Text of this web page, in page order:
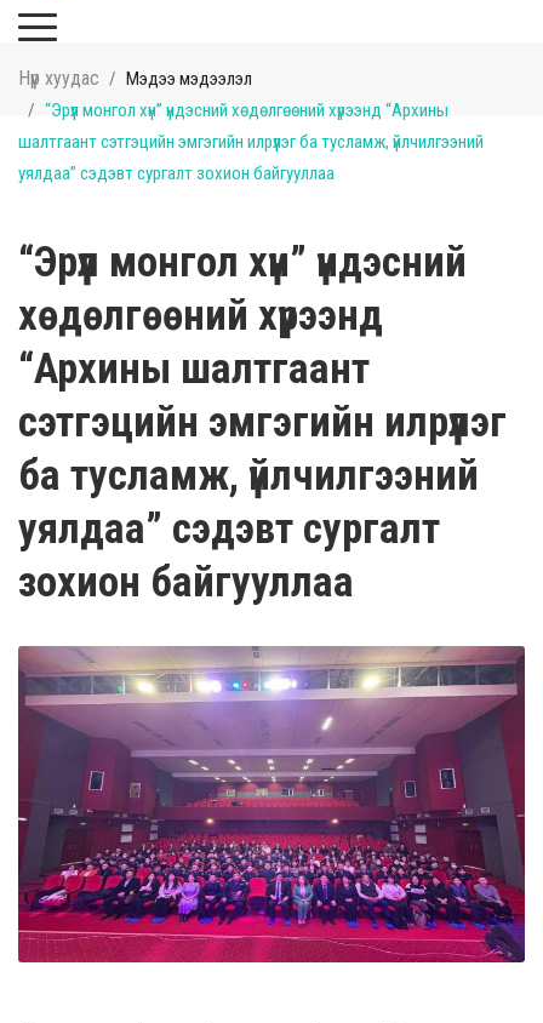
Нүүр хуудас
Мэдээ мэдээлэл
“Эрүүл монгол хүн” үндэсний хөдөлгөөний хүрээнд “Архины
шалтгаант сэтгэцийн эмгэгийн илрүүлэг ба тусламж, үйлчилгээний
уялдаа” сэдэвт сургалт зохион байгууллаа
“Эрүүл монгол хүн” үндэсний
хөдөлгөөний хүрээнд
“Архины шалтгаант
сэтгэцийн эмгэгийн илрүүлэг
ба тусламж, үйлчилгээний
уялдаа” сэдэвт сургалт
зохион байгууллаа